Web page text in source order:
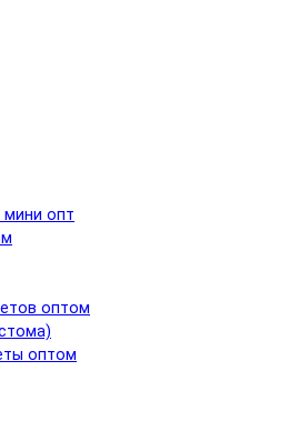
опт
оптом
оптом